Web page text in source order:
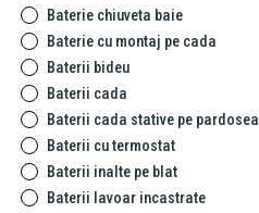
Baterie chiuveta baie
Baterie cu montaj pe cada
Baterii bideu
Baterii cada
Baterii cada stative pe
Baterii cu termostat
Baterii inalte pe blat
Baterii lavoar incastrate